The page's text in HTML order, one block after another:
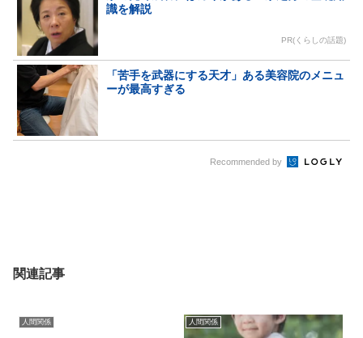
識を解説
PR(くらしの話題)
「苦手を武器にする天才」ある美容院のメニュ
ーが最高すぎる
Recommended by
関連記事
人間関係 人間関係